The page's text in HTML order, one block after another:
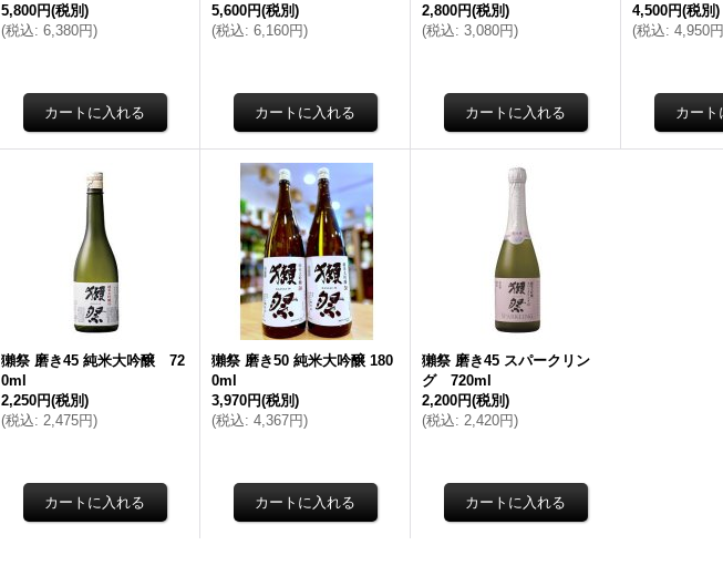
5,800円(税別)
(税込: 6,380円)
5,600円(税別)
(税込: 6,160円)
2,800円(税別)
(税込: 3,080円)
4,500円(税別)
(税込: 4,950円
獺祭 磨き45 純米大吟醸 72
0ml
2,250円(税別)
(税込: 2,475円)
獺祭 磨き50 純米大吟醸 180
0ml
3,970円(税別)
(税込: 4,367円)
獺祭 磨き45 スパークリン
グ 720ml
2,200円(税別)
(税込: 2,420円)